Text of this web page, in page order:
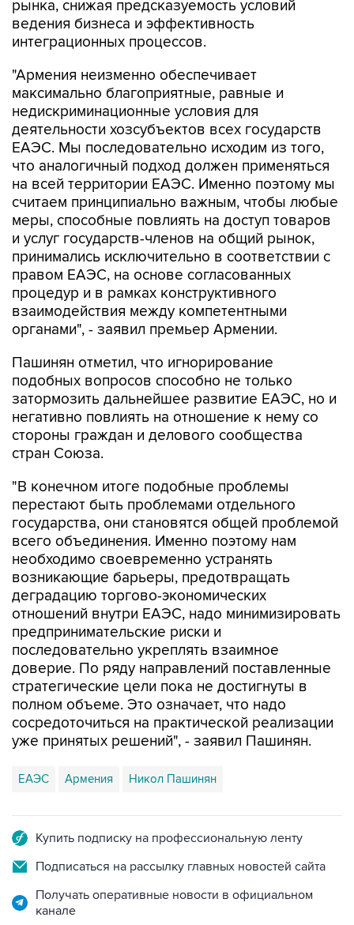
рынка, снижая предсказуемость условий
ведения бизнеса и эффективность
интеграционных процессов.
"Армения неизменно обеспечивает
максимально благоприятные, равные и
недискриминационные условия для
деятельности хозсубъектов всех государств
ЕАЭС. Мы последовательно исходим из того,
что аналогичный подход должен применяться
на всей территории ЕАЭС. Именно поэтому мы
считаем принципиально важным, чтобы любые
меры, способные повлиять на доступ товаров
и услуг государств-членов на общий рынок,
принимались исключительно в соответствии с
правом ЕАЭС, на основе согласованных
процедур и в рамках конструктивного
взаимодействия между компетентными
органами", - заявил премьер Армении.
Пашинян отметил, что игнорирование
подобных вопросов способно не только
затормозить дальнейшее развитие ЕАЭС, но и
негативно повлиять на отношение к нему со
стороны граждан и делового сообщества
стран Союза.
"В конечном итоге подобные проблемы
перестают быть проблемами отдельного
государства, они становятся общей проблемой
всего объединения. Именно поэтому нам
необходимо своевременно устранять
возникающие барьеры, предотвращать
деградацию торгово-экономических
отношений внутри ЕАЭС, надо минимизировать
предпринимательские риски и
последовательно укреплять взаимное
доверие. По ряду направлений поставленные
стратегические цели пока не достигнуты в
полном объеме. Это означает, что надо
сосредоточиться на практической реализации
уже принятых решений", - заявил Пашинян.
ЕАЭС Армения Никол Пашинян
Купить подписку на профессиональную ленту
Подписаться на рассылку главных новостей сайта
Получать оперативные новости в официальном
канале